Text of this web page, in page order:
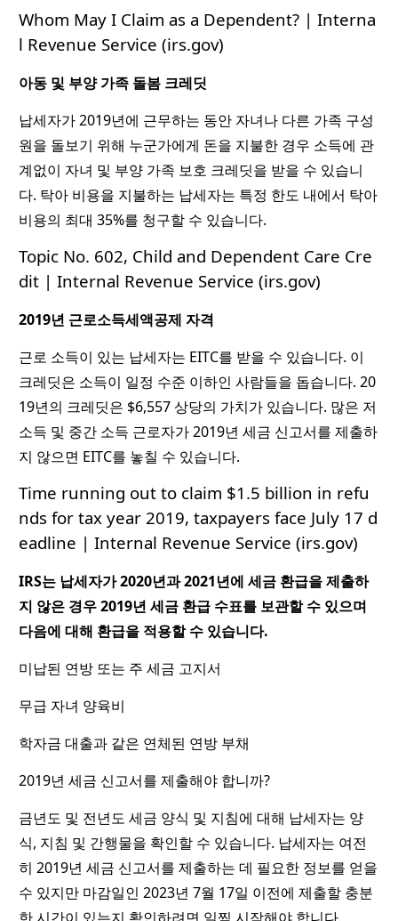
Whom May I Claim as a Dependent? | Interna
l Revenue Service (irs.gov)
아동 및 부양 가족 돌봄 크레딧
납세자가 2019년에 근무하는 동안 자녀나 다른 가족 구성
원을 돌보기 위해 누군가에게 돈을 지불한 경우 소득에 관
계없이 자녀 및 부양 가족 보호 크레딧을 받을 수 있습니
다. 탁아 비용을 지불하는 납세자는 특정 한도 내에서 탁아
비용의 최대 35%를 청구할 수 있습니다.
Topic No. 602, Child and Dependent Care Cre
dit | Internal Revenue Service (irs.gov)
2019년 근로소득세액공제 자격
근로 소득이 있는 납세자는 EITC를 받을 수 있습니다. 이
크레딧은 소득이 일정 수준 이하인 사람들을 돕습니다. 20
19년의 크레딧은 $6,557 상당의 가치가 있습니다. 많은 저
소득 및 중간 소득 근로자가 2019년 세금 신고서를 제출하
지 않으면 EITC를 놓칠 수 있습니다.
Time running out to claim $1.5 billion in refu
nds for tax year 2019, taxpayers face July 17 d
eadline | Internal Revenue Service (irs.gov)
IRS는 납세자가 2020년과 2021년에 세금 환급을 제출하
지 않은 경우 2019년 세금 환급 수표를 보관할 수 있으며
다음에 대해 환급을 적용할 수 있습니다.
미납된 연방 또는 주 세금 고지서
무급 자녀 양육비
학자금 대출과 같은 연체된 연방 부채
2019년 세금 신고서를 제출해야 합니까?
금년도 및 전년도 세금 양식 및 지침에 대해 납세자는 양
식, 지침 및 간행물을 확인할 수 있습니다. 납세자는 여전
히 2019년 세금 신고서를 제출하는 데 필요한 정보를 얻을
수 있지만 마감일인 2023년 7월 17일 이전에 제출할 충분